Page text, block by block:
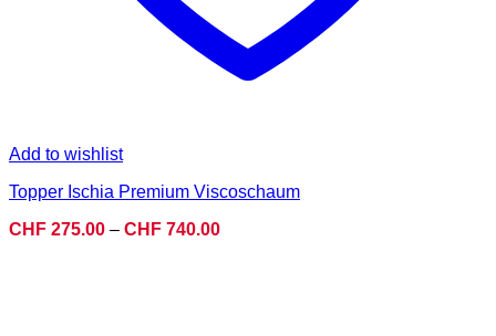
Add to wishlist
Topper Ischia Premium Viscoschaum
CHF 275.00 – CHF 740.00Preisspanne: